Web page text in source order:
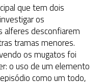
que tem dois
os
alferes desconfiarem
tramas menores.
os mugatos foi
o uso de um elemento
como um todo,